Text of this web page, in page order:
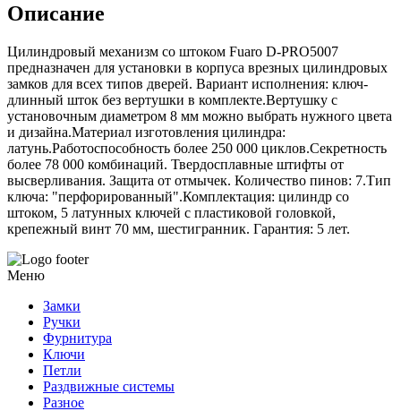
85
(50+10+25)
CP
хром
5Key
без
верт.
quantity
Описание
Цилиндровый механизм со штоком Fuaro D-PRO5007
предназначен для установки в корпуса врезных цилиндровых
замков для всех типов дверей. Вариант исполнения: ключ-
длинный шток без вертушки в комплекте.Вертушку с
установочным диаметром 8 мм можно выбрать нужного цвета
и дизайна.Материал изготовления цилиндра:
латунь.Работоспособность более 250 000 циклов.Секретность
более 78 000 комбинаций. Твердосплавные штифты от
высверливания. Защита от отмычек. Количество пинов: 7.Тип
ключа: "перфорированный".Комплектация: цилиндр со
штоком, 5 латунных ключей с пластиковой головкой,
крепежный винт 70 мм, шестигранник. Гарантия: 5 лет.
Меню
Замки
Ручки
Фурнитура
Ключи
Петли
Раздвижные системы
Разное